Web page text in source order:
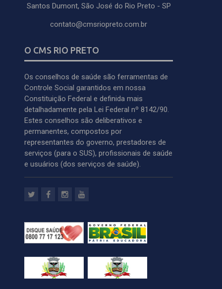
Santos Dumont, São José do Rio Preto - SP
contato@cmsriopreto.com.br
O CMS RIO PRETO
Os conselhos de saúde são ferramentas de
Controle Social garantidos em nossa
Constituição Federal e definida mais
detalhadamente pela Lei Federal nº 8142/90.
Estes conselhos são deliberativos e
permanentes, compostos por
representantes do governo, prestadores de
serviços (para o SUS), profissionais de saúde
e usuários (dos serviços de saúde).